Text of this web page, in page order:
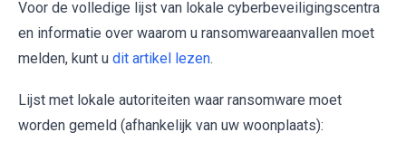
Voor de volledige lijst van lokale cyberbeveiligingscentra
en informatie over waarom u ransomwareaanvallen moet
melden, kunt u dit artikel lezen.
Lijst met lokale autoriteiten waar ransomware moet
worden gemeld (afhankelijk van uw woonplaats):